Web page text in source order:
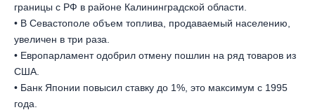
границы с РФ в районе Калининградской области.
• В Севастополе объем топлива, продаваемый населению,
увеличен в три раза.
• Европарламент одобрил отмену пошлин на ряд товаров из
США.
• Банк Японии повысил ставку до 1%, это максимум с 1995
года.